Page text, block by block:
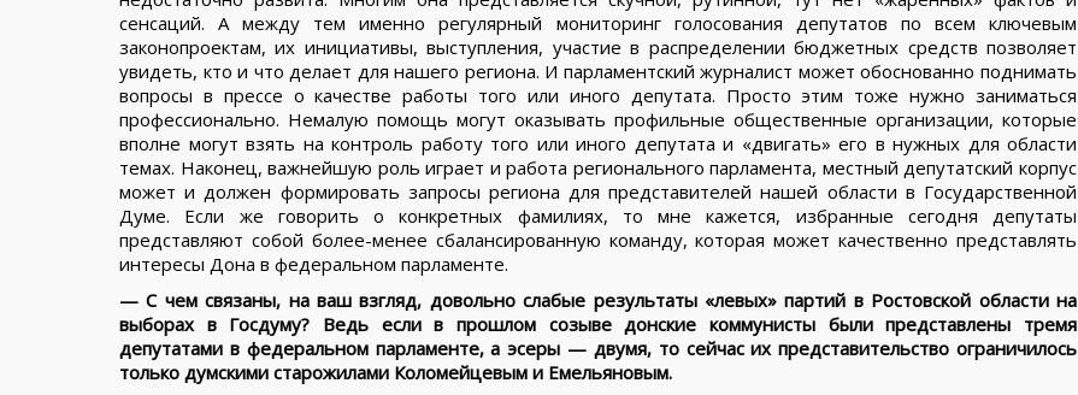
сенсаций. А между тем именно регулярный мониторинг голосования депутатов по всем ключевым
законопроектам, их инициативы, выступления, участие в распределении бюджетных средств позволяет
увидеть, кто и что делает для нашего региона. И парламентский журналист может обоснованно поднимать
вопросы в прессе о качестве работы того или иного депутата. Просто этим тоже нужно заниматься
профессионально. Немалую помощь могут оказывать профильные общественные организации, которые
вполне могут взять на контроль работу того или иного депутата и «двигать» его в нужных для области
темах. Наконец, важнейшую роль играет и работа регионального парламента, местный депутатский корпус
может и должен формировать запросы региона для представителей нашей области в Государственной
Думе. Если же говорить о конкретных фамилиях, то мне кажется, избранные сегодня депутаты
представляют собой более-менее сбалансированную команду, которая может качественно представлять
интересы Дона в федеральном парламенте.
— С чем связаны, на ваш взгляд, довольно слабые результаты «левых» партий в Ростовской области на
выборах в Госдуму? Ведь если в прошлом созыве донские коммунисты были представлены тремя
депутатами в федеральном парламенте, а эсеры — двумя, то сейчас их представительство ограничилось
только думскими старожилами Коломейцевым и Емельяновым.